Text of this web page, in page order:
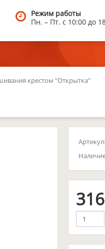
Режим работы
Пн. – Пт. c 10:00 до
крестом "Открытка"
Артикул:
316